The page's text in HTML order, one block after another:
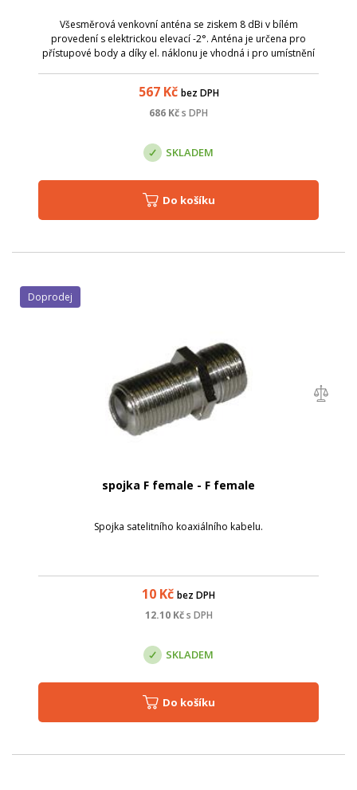
Všesměrová venkovní anténa se ziskem 8 dBi v bílém
provedení s elektrickou elevací -2°. Anténa je určena pro
přístupové body a díky el. náklonu je vhodná i pro umístnění
567Kč bez DPH
686 Kčs DPH
SKLADEM
Do košíku
spojka F female - F female
Spojka satelitního koaxiálního kabelu.
10 Kč bez DPH
12.10Kč s DPH
Doprodej
SKLADEM
Do košíku